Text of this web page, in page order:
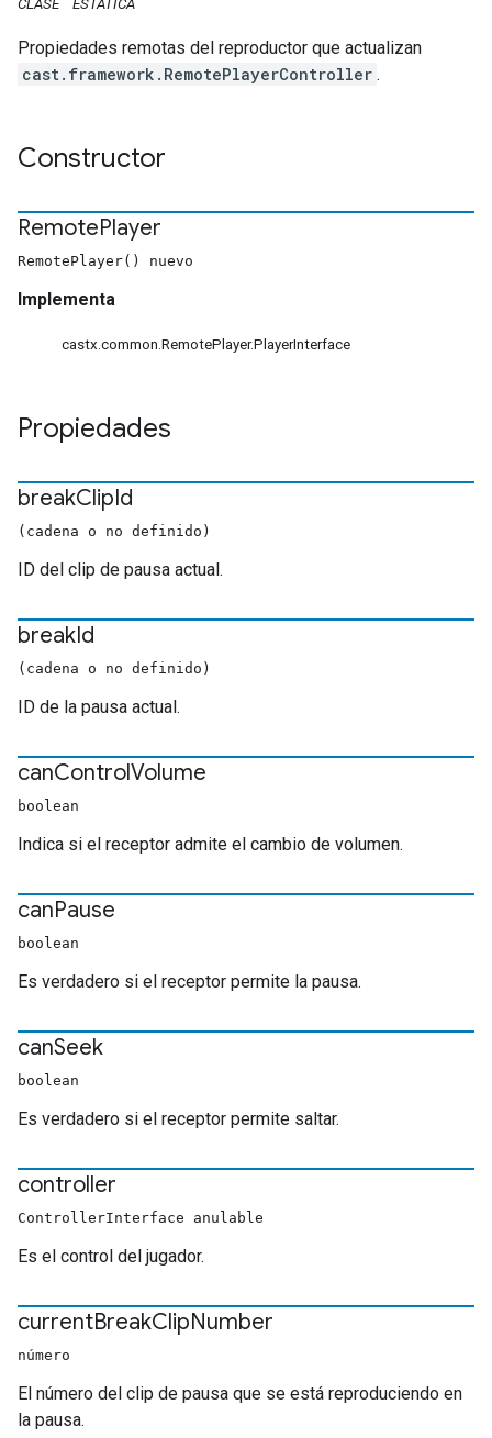
CLASE ESTÁTICA
Propiedades remotas del reproductor que actualizan
cast.framework.RemotePlayerController .
Constructor
RemotePlayer
RemotePlayer() nuevo
Implementa
castx.common.RemotePlayer.PlayerInterface
Propiedades
breakClipId
(cadena o no definido)
ID del clip de pausa actual.
breakId
(cadena o no definido)
ID de la pausa actual.
canControlVolume
boolean
Indica si el receptor admite el cambio de volumen.
canPause
boolean
Es verdadero si el receptor permite la pausa.
canSeek
boolean
Es verdadero si el receptor permite saltar.
controller
ControllerInterface anulable
Es el control del jugador.
currentBreakClipNumber
número
El número del clip de pausa que se está reproduciendo en
la pausa.